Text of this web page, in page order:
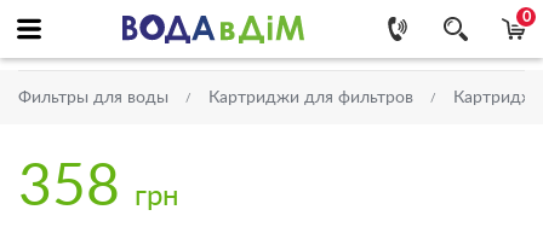
0
Фильтры для воды Картриджи для фильтров
358 грн